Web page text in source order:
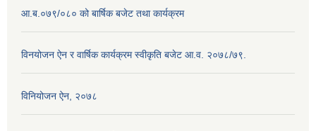
आ.ब.०७९/०८० को बार्षिक बजेट तथा कार्यक्रम
विनयोजन ऐन र वार्षिक कार्यक्रम स्वीकृति बजेट आ.व. २०७८/७९.
विनियोजन ऐन, २०७८